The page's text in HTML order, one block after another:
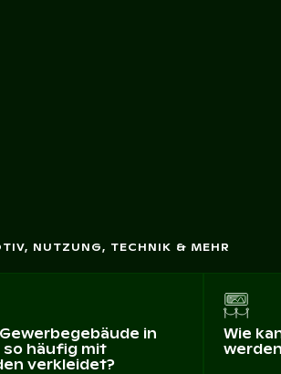
NUTZUNG, TECHNIK & MEHR
in
so häufig mit
verkleidet?
Wie